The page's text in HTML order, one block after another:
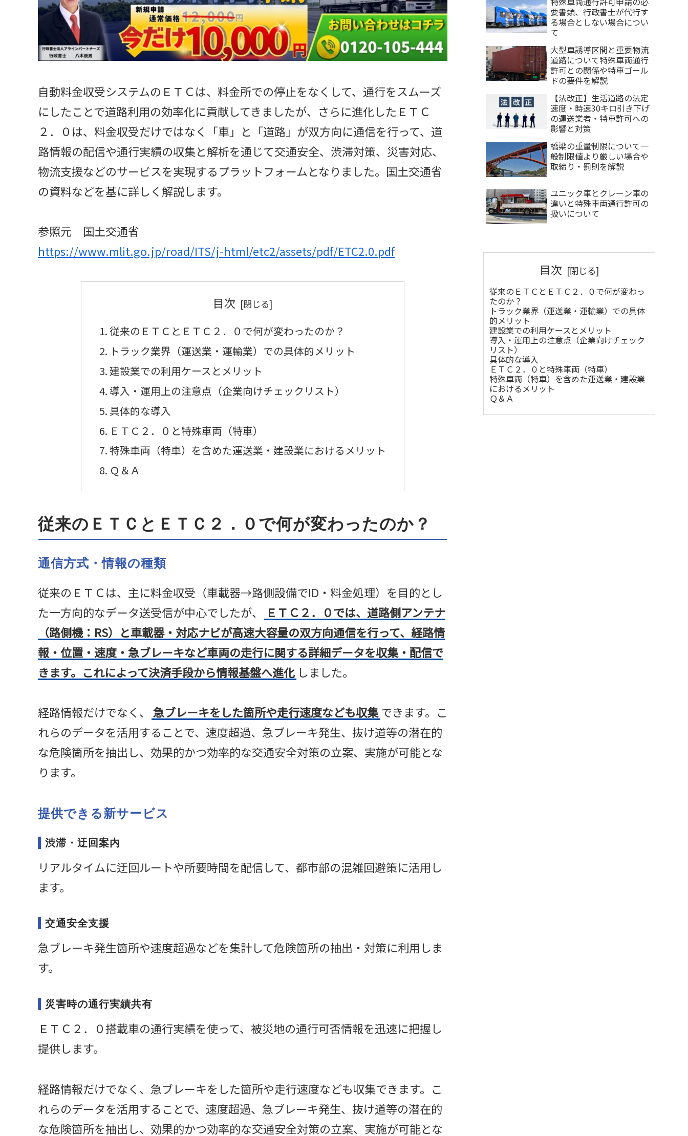
自動料金収受システムのＥＴＣは、料金所での停止をなくして、通行をスムーズ
にしたことで道路利用の効率化に貢献してきましたが、さらに進化したＥＴＣ
２．０は、料金収受だけではなく「車」と「道路」が双方向に通信を行って、道
路情報の配信や通行実績の収集と解析を通じて交通安全、渋滞対策、災害対応、
物流支援などのサービスを実現するプラットフォームとなりました。国土交通省
の資料などを基に詳しく解説します。
参照元 国土交通省
https://www.mlit.go.jp/road/ITS/j-html/etc2/assets/pdf/ETC2.0.pdf
目次
従来のＥＴＣとＥＴＣ２．０で何が変わったのか？
トラック業界（運送業・運輸業）での具体的メリット
建設業での利用ケースとメリット
導入・運用上の注意点（企業向けチェックリスト）
具体的な導入
ＥＴＣ２．０と特殊車両（特車）
特殊車両（特車）を含めた運送業・建設業におけるメリット
Ｑ＆Ａ
従来のＥＴＣとＥＴＣ２．０で何が変わったのか？
通信方式・情報の種類
従来のＥＴＣは、主に料金収受（車載器→路側設備でID・料金処理）を目的とし
た一方向的なデータ送受信が中心でしたが、
ＥＴＣ２．０では、道路側アンテナ
（路側機：RS）と車載器・対応ナビが高速大容量の双方向通信を行って、経路情
報・位置・速度・急ブレーキなど車両の走行に関する詳細データを収集・配信で
きます。これによって決済手段から情報基盤へ進化 しました。
経路情報だけでなく、 急ブレーキをした箇所や走行速度なども収集できます。こ
れらのデータを活用することで、速度超過、急ブレーキ発生、抜け道等の潜在的
な危険箇所を抽出し、効果的かつ効率的な交通安全対策の立案、実施が可能とな
ります。
提供できる新サービス
渋滞・迂回案内
リアルタイムに迂回ルートや所要時間を配信して、都市部の混雑回避策に活用し
ます。
交通安全支援
急ブレーキ発生箇所や速度超過などを集計して危険箇所の抽出・対策に利用しま
す。
災害時の通行実績共有
ＥＴＣ２．０搭載車の通行実績を使って、被災地の通行可否情報を迅速に把握し
提供します。
経路情報だけでなく、急ブレーキをした箇所や走行速度なども収集できます。こ
れらのデータを活用することで、速度超過、急ブレーキ発生、抜け道等の潜在的
な危険箇所を抽出し、効果的かつ効率的な交通安全対策の立案、実施が可能とな
要書類、行政書士が代行す
る場合としない場合につい
て
大型車誘導区間と重要物流
道路について特殊車両通行
許可との関係や特車ゴール
ドの要件を解説
【法改正】生活道路の法定
速度・時速30キロ引き下げ
の運送業者・特車許可への
影響と対策
橋梁の重量制限について一
般制限値より厳しい場合や
取締り・罰則を解説
ユニック車とクレーン車の
違いと特殊車両通行許可の
扱いについて
目次
従来のＥＴＣとＥＴＣ２．０で何が変わっ
たのか？
トラック業界（運送業・運輸業）での具体
的メリット
建設業での利用ケースとメリット
導入・運用上の注意点（企業向けチェック
リスト）
具体的な導入
ＥＴＣ２．０と特殊車両（特車）
特殊車両（特車）を含めた運送業・建設業
におけるメリット
Ｑ＆Ａ